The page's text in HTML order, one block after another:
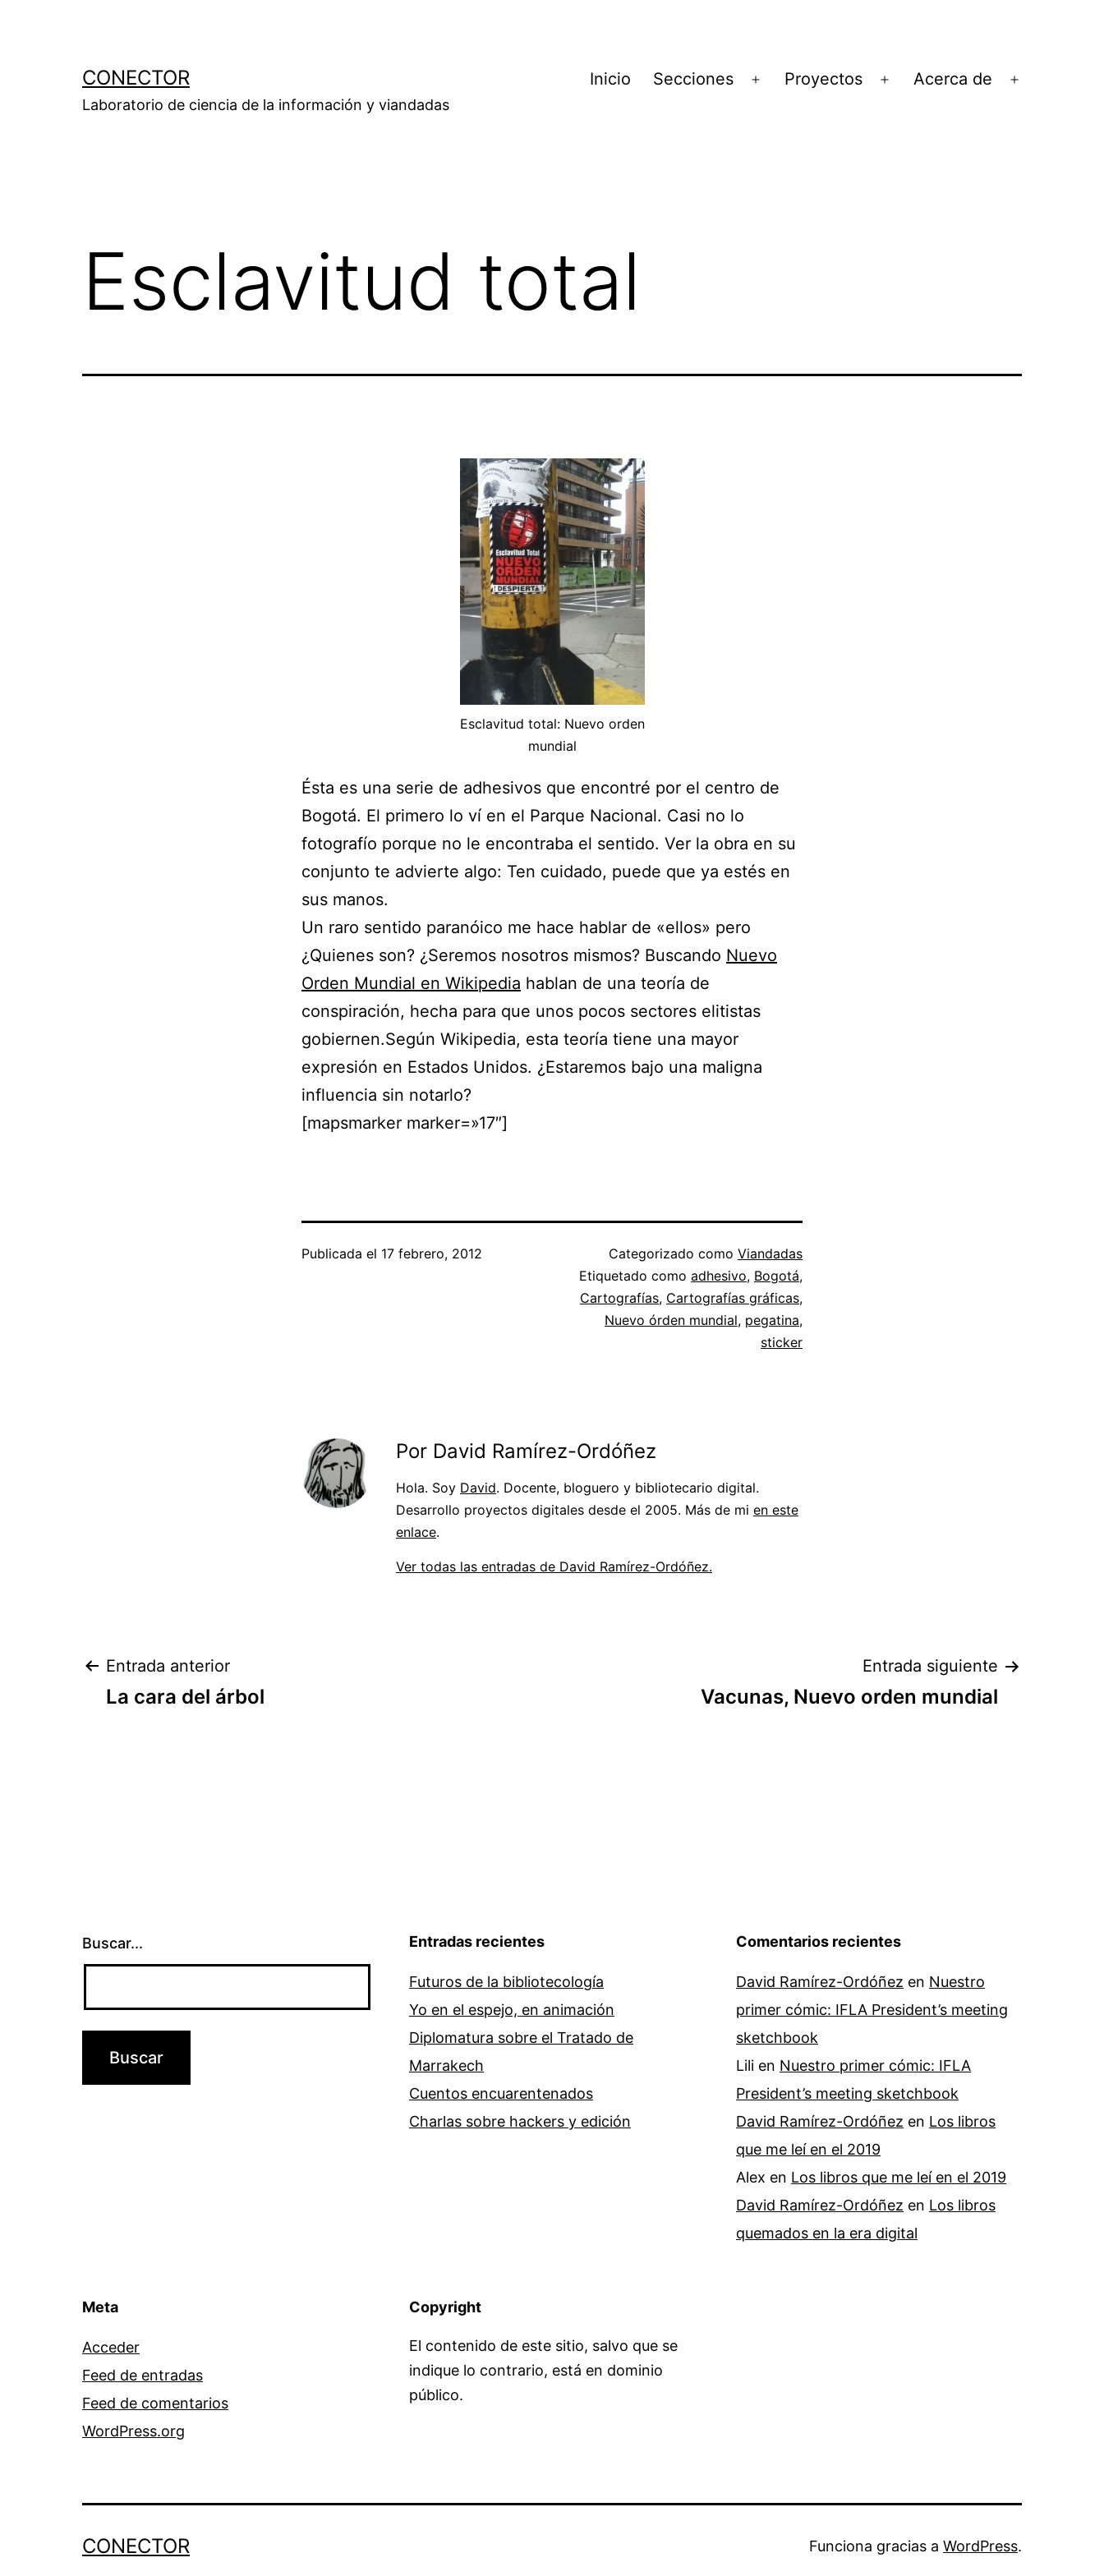
CONECTOR
Laboratorio de ciencia de la información y viandadas
Inicio Secciones
Abrir
Proyectos
Abrir
Acerca de
Esclavitud total
Esclavitud total: Nuevo orden
mundial
Ésta es una serie de adhesivos que encontré por el centro de
Bogotá. El primero lo ví en el Parque Nacional. Casi no lo
fotografío porque no le encontraba el sentido. Ver la obra en su
conjunto te advierte algo: Ten cuidado, puede que ya estés en
sus manos.
Un raro sentido paranóico me hace hablar de «ellos» pero
¿Quienes son? ¿Seremos nosotros mismos? Buscando Nuevo
Orden Mundial en Wikipedia hablan de una teoría de
conspiración, hecha para que unos pocos sectores elitistas
gobiernen.Según Wikipedia, esta teoría tiene una mayor
expresión en Estados Unidos. ¿Estaremos bajo una maligna
influencia sin notarlo?
[mapsmarker marker=»17″]
Publicada el 17 febrero, 2012 Categorizado como Viandadas
Etiquetado como adhesivo, Bogotá,
Cartografías, Cartografías gráficas,
Nuevo órden mundial, pegatina,
sticker
Por David Ramírez-Ordóñez
Hola. Soy David. Docente, bloguero y bibliotecario digital.
Desarrollo proyectos digitales desde el 2005. Más de mi en este
enlace.
Ver todas las entradas de David Ramírez-Ordóñez.
Navegación
Entrada anterior
La cara del árbol
Entrada siguiente
Vacunas, Nuevo orden mundial
Buscar... Entradas recientes
Futuros de la bibliotecología
Yo en el espejo, en animación
Diplomatura sobre el Tratado de
Marrakech
Cuentos encuarentenados
Charlas sobre hackers y edición
Comentarios recientes
David Ramírez-Ordóñez en Nuestro
primer cómic: IFLA President’s meeting
sketchbook
Lili en Nuestro primer cómic: IFLA
President’s meeting sketchbook
David Ramírez-Ordóñez en Los libros
que me leí en el 2019
Alex en Los libros que me leí en el 2019
David Ramírez-Ordóñez en Los libros
quemados en la era digital
Meta
Acceder
Feed de entradas
Feed de comentarios
WordPress.org
Copyright
El contenido de este sitio, salvo que se
indique lo contrario, está en dominio
público.
CONECTOR Funciona gracias a WordPress.